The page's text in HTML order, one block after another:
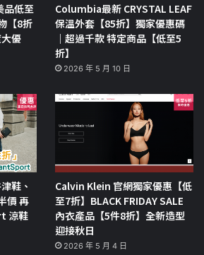
品低至
【8折
優
Columbia最新 CRYSTAL LEAF
保溫外套【85折】獨家優惠碼
｜超過千款 特定商品【低至5
折】
2026 年 5 月 10 日
鞋、
價 再
涼鞋
Calvin Klein 官網獨家優惠【低
至7折】BLACK FRIDAY SALE
內衣產品【5件8折】全新造型
迎接秋日
2026 年 5 月 4 日